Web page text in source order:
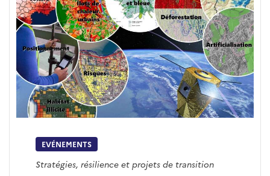
EVÉNEMENTS
Stratégies, résilience et projets de transition